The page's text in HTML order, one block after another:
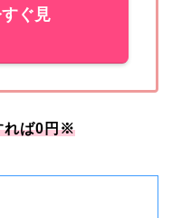
ぐ見
れば0円※